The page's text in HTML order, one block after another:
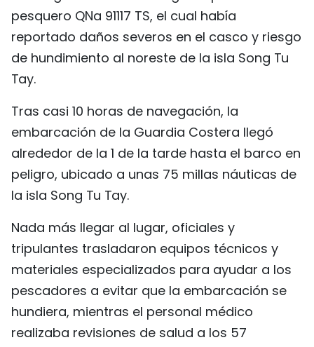
РУССКИЙ
pesquero QNa 91117 TS, el cual había
reportado daños severos en el casco y riesgo
de hundimiento al noreste de la isla Song Tu
Tay.
Tras casi 10 horas de navegación, la
embarcación de la Guardia Costera llegó
alrededor de la 1 de la tarde hasta el barco en
peligro, ubicado a unas 75 millas náuticas de
la isla Song Tu Tay.
Nada más llegar al lugar, oficiales y
tripulantes trasladaron equipos técnicos y
materiales especializados para ayudar a los
pescadores a evitar que la embarcación se
hundiera, mientras el personal médico
realizaba revisiones de salud a los 57